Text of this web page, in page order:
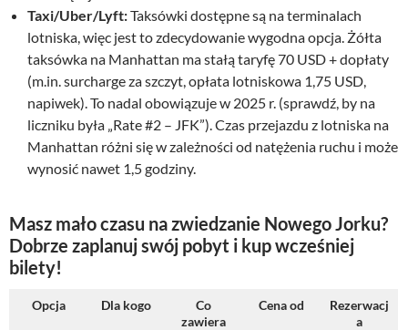
Taxi/Uber/Lyft:Taksówki dostępne są na terminalach
lotniska, więc jest to zdecydowanie wygodna opcja. Żółta
taksówka na Manhattan ma stałą taryfę 70 USD + dopłaty
(m.in. surcharge za szczyt, opłata lotniskowa 1,75 USD,
napiwek). To nadal obowiązuje w 2025 r. (sprawdź, by na
liczniku była „Rate #2 – JFK”). Czas przejazdu z lotniska na
Manhattan różni się w zależności od natężenia ruchu i może
wynosić nawet 1,5 godziny.
Masz mało czasu na zwiedzanie Nowego Jorku?
Dobrze zaplanuj swój pobyt i kup wcześniej
bilety!
Opcja Dla kogo
Co
zawiera
Cena od
Rezerwacj
a